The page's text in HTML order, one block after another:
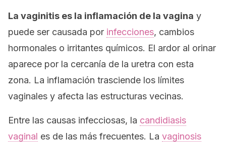
La vaginitis es la inflamación de la vagina y
puede ser causada por infecciones, cambios
hormonales o irritantes químicos. El ardor al orinar
aparece por la cercanía de la uretra con esta
zona. La inflamación trasciende los límites
vaginales y afecta las estructuras vecinas.
Entre las causas infecciosas, la candidiasis
vaginal es de las más frecuentes. La vaginosis